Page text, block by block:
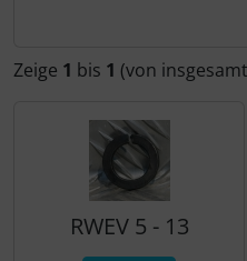
Zeige 1 bis 1 (von insgesamt
RWEV 5 - 13